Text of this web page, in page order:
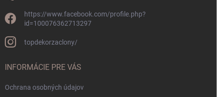
https://www.facebook.com/profile.php?
id=100076362713297
topdekorzaclony/
INFORMÁCIE PRE VÁS
Ochrana osobných údajov